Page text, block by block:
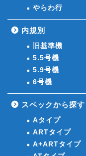
やらわ行
内規別
旧基準機
5.5号機
5.9号機
6号機
スペックから探す
Aタイプ
ARTタイプ
A+ARTタイプ